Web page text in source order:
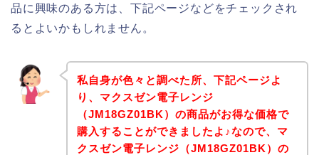
品に興味のある方は、下記ページなどをチェックされ
るとよいかもしれません。
私自身が色々と調べた所、下記ページよ
り、マクスゼン電子レンジ
（JM18GZ01BK）の商品がお得な価格で
購入することができましたよ♪なので、マ
クスゼン電子レンジ（JM18GZ01BK）の